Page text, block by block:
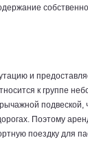
и
к группе
подвеской,
Поэтому
поездку для